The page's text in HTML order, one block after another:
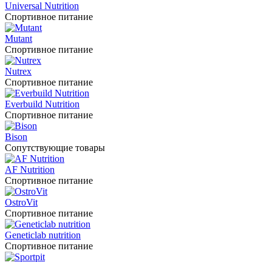
Universal Nutrition
Спортивное питание
Mutant
Спортивное питание
Nutrex
Спортивное питание
Everbuild Nutrition
Спортивное питание
Bison
Сопутствующие товары
AF Nutrition
Спортивное питание
OstroVit
Спортивное питание
Geneticlab nutrition
Спортивное питание